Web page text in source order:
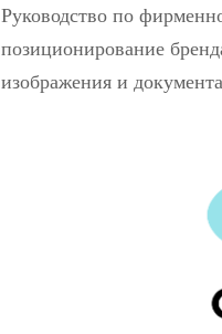
Руководство по
позиционирование
изображения и